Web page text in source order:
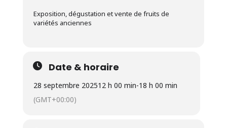
Exposition, dégustation et vente de fruits de
variétés anciennes
Date & horaire
28 septembre 202512 h 00 min-18 h 00 min
(GMT+00:00)